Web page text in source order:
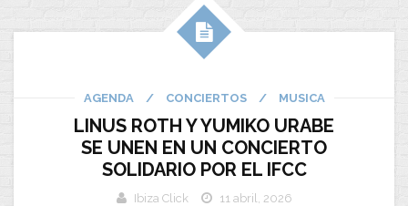
AGENDA / CONCIERTOS / MUSICA
LINUS ROTH Y YUMIKO URABE
SE UNEN EN UN CONCIERTO
SOLIDARIO POR EL IFCC
Ibiza Click
11 abril, 2026